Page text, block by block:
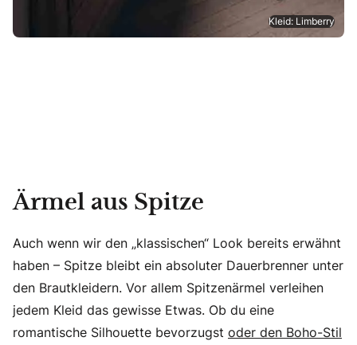
Kleid: Limberry
Ärmel aus Spitze
Auch wenn wir den „klassischen“ Look bereits erwähnt
haben – Spitze bleibt ein absoluter Dauerbrenner unter
den Brautkleidern. Vor allem Spitzenärmel verleihen
jedem Kleid das gewisse Etwas. Ob du eine
romantische Silhouette bevorzugst oder den Boho-Stil